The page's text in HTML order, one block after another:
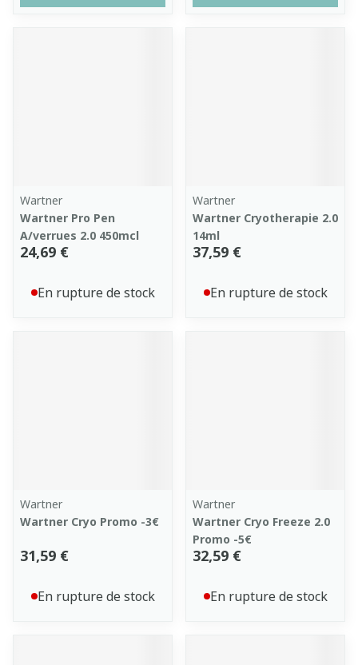
Wartner
Wartner Pro Pen
A/verrues 2.0 450mcl
24,69 €
En rupture de stock
Wartner
Wartner Cryotherapie 2.0
14ml
37,59 €
En rupture de stock
Wartner
Wartner Cryo Promo -3€
31,59 €
En rupture de stock
Wartner
Wartner Cryo Freeze 2.0
Promo -5€
32,59 €
En rupture de stock